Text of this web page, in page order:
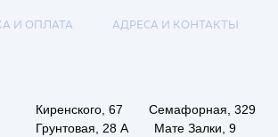
И ОПЛАТА АДРЕСА И КОНТАКТЫ
Киренского, 67
Семафорная, 329
Грунтовая, 28 А
Мате Залки, 9